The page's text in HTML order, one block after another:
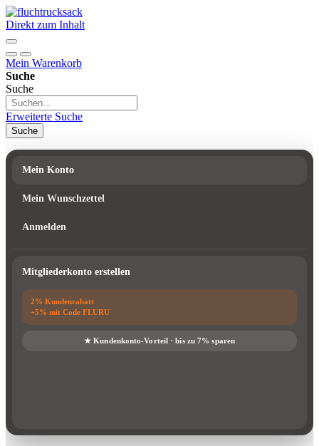
Direkt zum Inhalt
Mein Warenkorb
Suche
Suche
Erweiterte Suche
Suche
Mein Konto
Mein Wunschzettel
Anmelden
Mitgliederkonto erstellen